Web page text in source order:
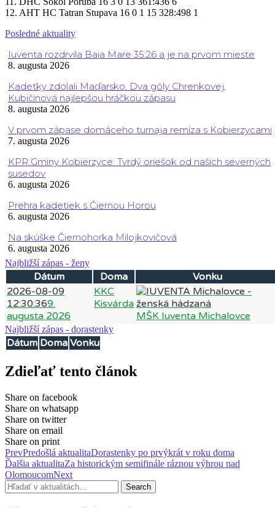
12. AHT HC Tatran Stupava 16 0 1 15 328:498 1
Posledné aktuality
Iuventa rozdrvila Baia Mare 35:26 a je na prvom mieste
8. augusta 2026
Kadetky zdolali Maďarsko. Dva góly Chrenkovej,
Kubičinová najlepšou hráčkou zápasu
8. augusta 2026
V prvom zápase domáceho turnaja remíza s Kobierzycami
7. augusta 2026
KPR Gminy Kobierzyce: Tvrdý oriešok od našich severných
susedov
6. augusta 2026
Prehra kadetiek s Čiernou Horou
6. augusta 2026
Na skúške Čiernohorka Milojkovičová
6. augusta 2026
Najbližší zápas - ženy
Dátum Doma
Vonku
2026-08-09
12:30:369.
augusta 2026
KKC
Kisvárda
MŠK Iuventa Michalovce
Najbližší zápas - dorastenky
Dátum Doma Vonku
Zdieľať tento článok
Share on facebook
Share on whatsapp
Share on twitter
Share on email
Share on print
PrevPredošlá aktualitaDorastenky po prvýkrát v roku doma
Ďalšia aktualitaZa historickým semifinále ráznou výhrou nad
OlomoucomNext
Search